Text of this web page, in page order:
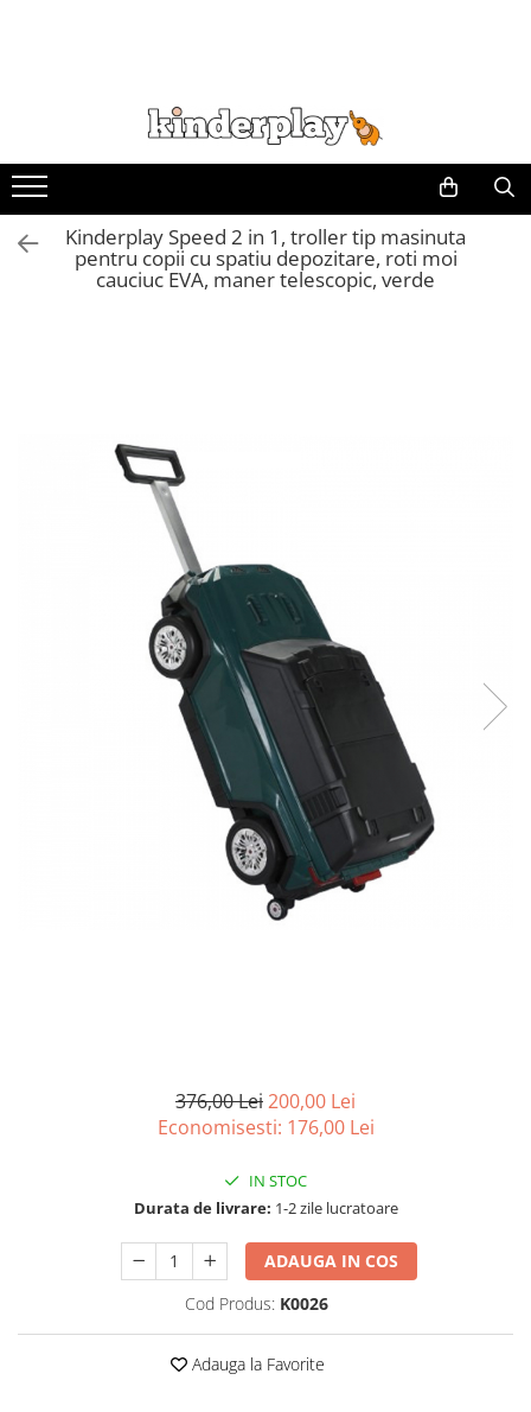
Kinderplay Speed 2 in 1, troller tip masinuta
pentru copii cu spatiu depozitare, roti moi
cauciuc EVA, maner telescopic, verde
376,00 Lei200,00 Lei
Economisesti: 176,00 Lei
IN STOC
Durata de livrare: 1-2 zile lucratoare
ADAUGA IN COS
Cod Produs: K0026
Adauga la Favorite